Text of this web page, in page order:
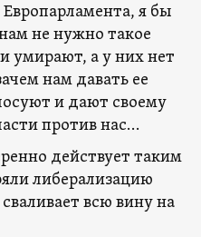
я бы
не нужно такое
умирают, а у них нет
нам давать ее
и дают своему
против нас…
действует таким
либерализацию
всю вину на